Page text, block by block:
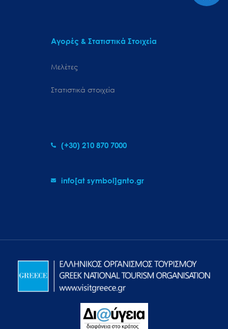
Αγορές & Στατιστικά Στοιχεία
Μελέτες
Στατιστικά στοιχεία
(+30) 210 870 7000
info[at symbol]gnto.gr